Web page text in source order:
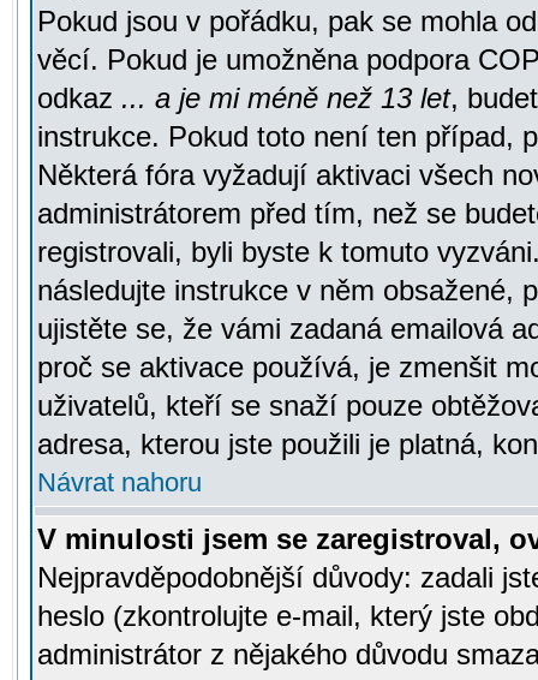
Pokud jsou v pořádku, pak se mohla
věcí. Pokud je umožněna podpora
odkaz ... a je mi méně než 13 let,
instrukce. Pokud toto není ten případ,
Některá fóra vyžadují aktivaci všech
administrátorem před tím, než se
registrovali, byli byste k tomuto
následujte instrukce v něm obsažené,
ujistěte se, že vámi zadaná emailová
proč se aktivace používá, je zmenšit
uživatelů, kteří se snaží pouze
adresa, kterou jste použili je platná,
Návrat nahoru
V minulosti jsem se zaregistroval,
Nejpravděpodobnější důvody: zadali
heslo (zkontrolujte e-mail, který jste
administrátor z nějakého důvodu